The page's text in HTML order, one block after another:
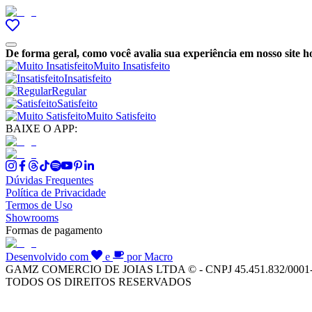
De forma geral, como você avalia sua experiência em nosso site
Muito Insatisfeito
Insatisfeito
Regular
Satisfeito
Muito Satisfeito
BAIXE O APP:
Dúvidas Frequentes
Política de Privacidade
Termos de Uso
Showrooms
Formas de pagamento
Desenvolvido com e
por Macro
GAMZ COMERCIO DE JOIAS LTDA © - CNPJ 45.451.832/
TODOS OS DIREITOS RESERVADOS